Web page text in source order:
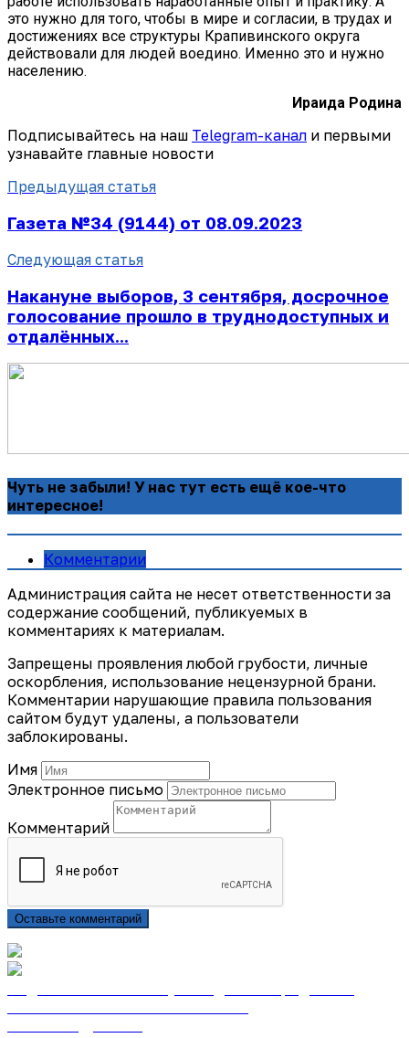
это нужно для того, чтобы в мире и согласии, в трудах и
достижениях все структуры Крапивинского округа
действовали для людей воедино. Именно это и нужно
населению.
Ираида Родина
Подписывайтесь на наш Telegram-канал и первыми
узнавайте главные новости
Предыдущая статья
Газета №34 (9144) от 08.09.2023
Следующая статья
Накануне выборов, 3 сентября, досрочное
голосование прошло в труднодоступных и
отдалённых...
Чуть не забыли! У нас тут есть ещё кое-что
интересное!
Комментарии
Администрация сайта не несет ответственности за
содержание сообщений, публикуемых в
комментариях к материалам.
Запрещены проявления любой грубости, личные
оскорбления, использование нецензурной брани.
Комментарии нарушающие правила пользования
сайтом будут удалены, а пользователи
заблокированы.
Имя
Электронное письмо
Комментарий
Оставьте комментарий